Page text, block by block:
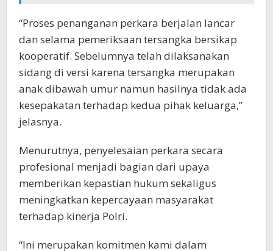
“Proses penanganan perkara berjalan lancar
dan selama pemeriksaan tersangka bersikap
kooperatif. Sebelumnya telah dilaksanakan
sidang di versi karena tersangka merupakan
anak dibawah umur namun hasilnya tidak ada
kesepakatan terhadap kedua pihak keluarga,”
jelasnya.
Menurutnya, penyelesaian perkara secara
profesional menjadi bagian dari upaya
memberikan kepastian hukum sekaligus
meningkatkan kepercayaan masyarakat
terhadap kinerja Polri.
“Ini merupakan komitmen kami dalam